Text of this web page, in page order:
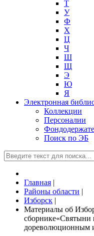
Т
У
Ф
Х
Ц
Ч
Ш
Щ
Э
Ю
Я
Электронная
Коллекции
Персоналии
Поиск по ЭБ
Главная |
Районы области |
Изборск |
Материалы об
сборнике«Святыни
дореволюционным